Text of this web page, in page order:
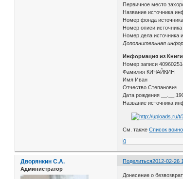
Первичное место
Название источника
Номер фонда
Номер описи
Номер дела источника
Дополнительная
Информация из
Номер записи
Фамилия КИЧАЙКИН
Имя Иван
Отчество Степанович
Дата рождения
Название источника
См. такжеСписок
0
Поделиться2012-02-26
Дворянкин С.А.
Администратор
Донесение о